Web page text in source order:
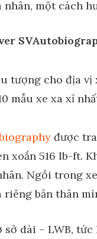
một cách
được
xoắn 516 lb-ft.
Ngồi trong
bản thân
dài – LWB,